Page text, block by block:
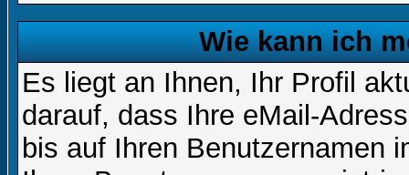
Wie kann ich
Es liegt an Ihnen, Ihr Profil
darauf, dass Ihre eMail-
bis auf Ihren Benutzernamen